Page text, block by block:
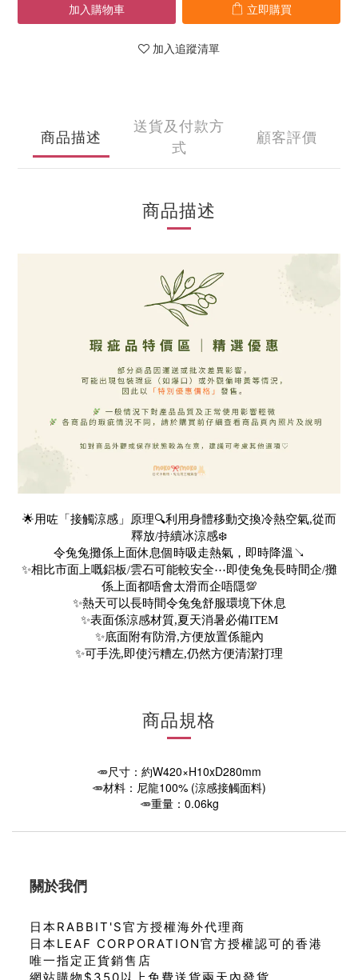
加入購物車 立即購買
加入追蹤清單
商品描述
送貨及付款方
式
顧客評價
商品描述
🌟用咗「接觸涼感」原理🔍利用身體移動交換冷熱空氣,從而
釋放/持續冰涼感❄️
令兔兔攤係上面休息個時吸走熱氣，即時降溫↘️
✨相比市面上嘅鋁板/雲石可能較安全⋯即使兔兔長時間企/攤
係上面都唔會太滑而企唔隱💯
✨熱天可以長時間令兔兔舒服環境下休息
✨表面係涼感材質,夏天消暑必備ITEM
✨底面附有防滑,方便放置係籠內
✨可手洗,即使污糟左,仍然方便清潔打理
商品規格
🥕尺寸：約W420×H10xD280mm
🥕材料：尼龍100% (涼感接觸面料)
🥕重量：0.06kg
關於我們
日本RABBIT'S官方授權海外代理商
日本LEAF CORPORATION官方授權認可的香港
唯一指定正貨銷售店